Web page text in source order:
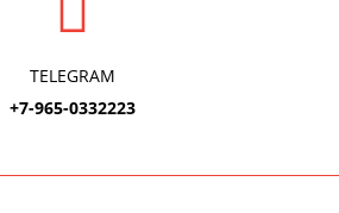
TELEGRAM
+7-965-0332223